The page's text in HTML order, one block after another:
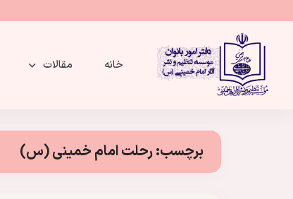
خانه مقالات
برچسب:رحلت امام خمینی (س)